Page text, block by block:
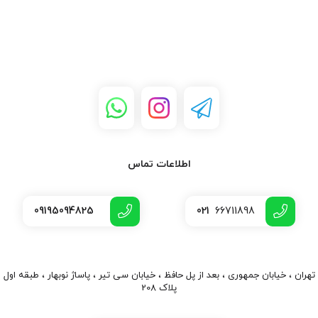
اطلاعات تماس
021 66711898
09195094825
تهران ، خیابان جمهوری ، بعد از پل حافظ ، خیابان سی تیر ، پاساژ نوبهار ، طبقه اول
پلاک 208